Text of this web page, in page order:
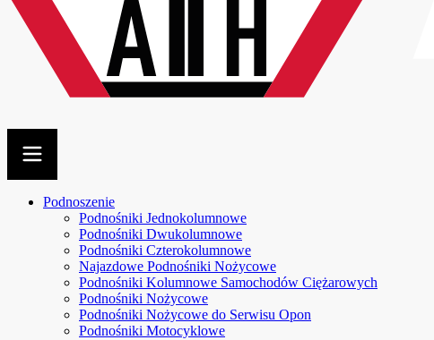
Podnoszenie
Podnośniki Jednokolumnowe
Podnośniki Dwukolumnowe
Podnośniki Czterokolumnowe
Najazdowe Podnośniki Nożycowe
Podnośniki Kolumnowe Samochodów Ciężarowych
Podnośniki Nożycowe
Podnośniki Nożycowe do Serwisu Opon
Podnośniki Motocyklowe